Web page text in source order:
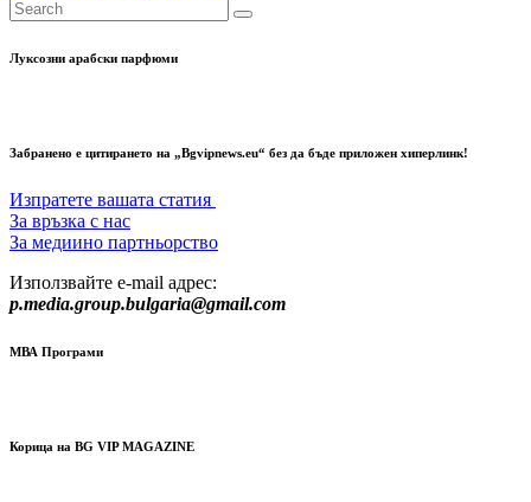
Луксозни арабски парфюми
Забранено е цитирането на „Bgvipnews.eu“ без да бъде приложен хиперлинк!
Изпратете вашата статия
За връзка с нас
За медиино партньорство
Използвайте e-mail адрес:
p.media.group.bulgaria@gmail.com
МВА Програми
Корица на BG VIP MAGAZINE